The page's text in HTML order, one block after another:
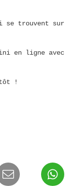
se trouvent sur
en ligne avec
!